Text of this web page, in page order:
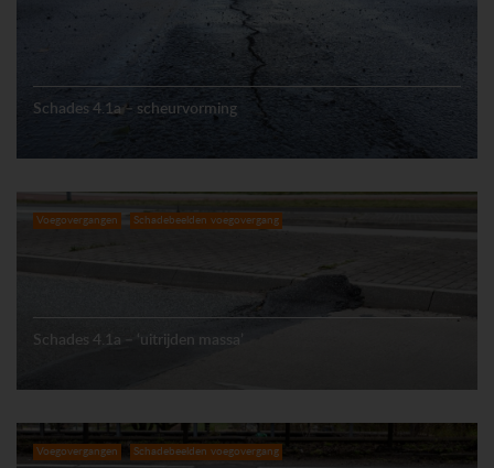
Schades 4.1a – scheurvorming
Voegovergangen Schadebeelden voegovergang
Schades 4.1a – ‘uitrijden massa’
Voegovergangen Schadebeelden voegovergang